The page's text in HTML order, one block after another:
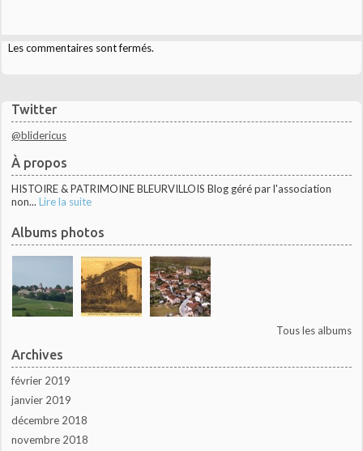
Twitter
@blidericus
À propos
HISTOIRE & PATRIMOINE BLEURVILLOIS Blog géré par l'association
non... Lire la suite
Albums photos
Tous les albums
Archives
février 2019
janvier 2019
décembre 2018
novembre 2018
Les commentaires sont fermés.